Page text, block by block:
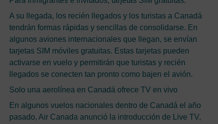
A su llegada, los recién llegados y los turistas a Canadá
tendrán formas rápidas y sencillas de consolidarse. En
algunos aviones internacionales que llegan, se envían
tarjetas SIM móviles gratuitas. Estas tarjetas pueden
activarse en vuelo y permitirán que turistas y recién
llegados se conecten tan pronto como bajen el avión.
Solo una aerolínea en Canadá ofrece TV en vivo
En algunos vuelos nacionales dentro de Canadá el año
pasado, Air Canada anunció la introducción de Live TV,